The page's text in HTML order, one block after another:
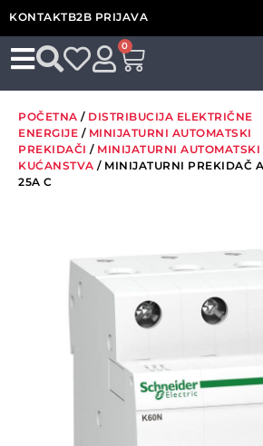
KONTAKTB2B PRIJAVA
0
POČETNA / DISTRIBUCIJA ELEKTRIČNE
ENERGIJE / MINIJATURNI AUTOMATSKI
PREKIDAČI / MINIJATURNI
KUĆANSTVA / MINIJATURNI PREKIDAČ
25A C